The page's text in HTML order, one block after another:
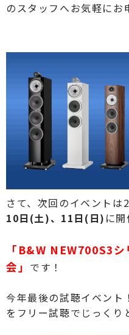
のスタッフへお気軽にお
さて、次回のイベントは
10日(土)、11日(日) に
「B&W NEW700S3
会 」 です！
今年最後の試聴イベント
をフリー試聴でじっくり